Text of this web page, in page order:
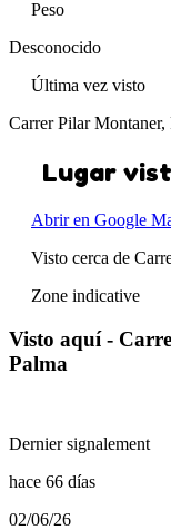
Peso
Desconocido
Última vez visto
Carrer Pilar Montaner,
Lugar
Abrir en Google
Visto cerca de
Zone indicative
Visto aquí -
Palma
Dernier signalement
hace 66 días
02/06/26